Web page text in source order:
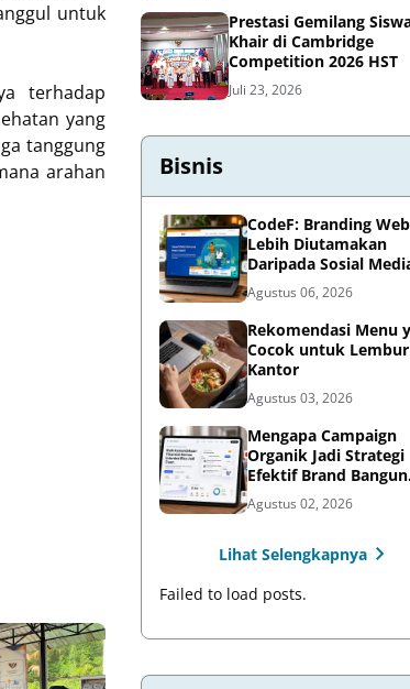
untuk
terhadap
yang
tanggung
arahan
Prestasi Gemilang
Khair di Cambridge
Competition 2026 HST
Juli 23, 2026
Bisnis
CodeF: Branding
Lebih Diutamakan
Daripada Sosial
Agustus 06, 2026
Rekomendasi Menu
Cocok untuk Lembur
Kantor
Agustus 03, 2026
Mengapa Campaign
Organik Jadi Strategi
Efektif Brand Bangun
Awareness di Media
Agustus 02, 2026
Lihat Selengkapnya
Failed to load posts.